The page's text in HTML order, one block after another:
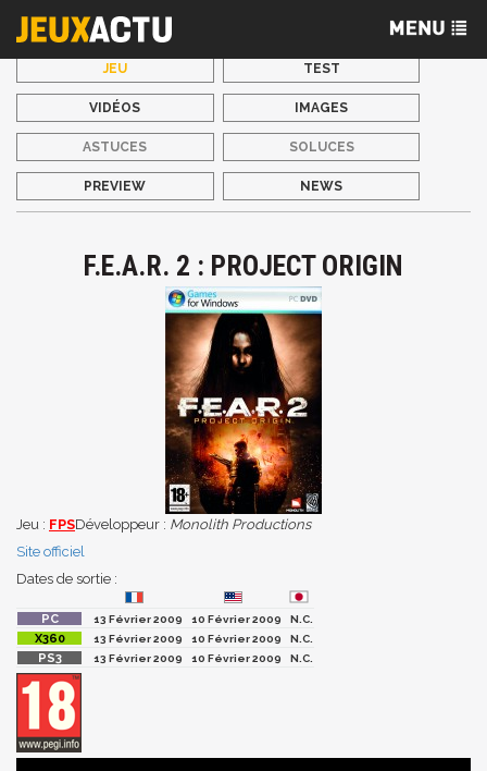
JEU TEST
VIDÉOS IMAGES
ASTUCES SOLUCES
PREVIEW NEWS
F.E.A.R. 2 : PROJECT ORIGIN
Jeu : FPSDéveloppeur : Monolith Productions
Site officiel
Dates de sortie :
13 Février 2009 10 Février 2009
N.C.
13 Février 2009
10 Février 2009
N.C.
13 Février 2009
10 Février 2009 N.C.